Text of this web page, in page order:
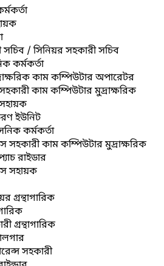
সচিব / সিনিয়র সহকারী সচিব
কর্মকর্তা
কাম কম্পিউটার অপারেটর
কাম কম্পিউটার মুদ্রাক্ষরিক
ইউনিট
কর্মকর্তা
সহকারী কাম কম্পিউটার মুদ্রাক্ষরিক
রাইডার
সহায়ক
গ্রন্থাগারিক
গ্রন্থাগারিক
সহকারী